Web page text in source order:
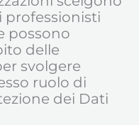
professionisti
possono
delle
svolgere
ruolo di
dei Dati